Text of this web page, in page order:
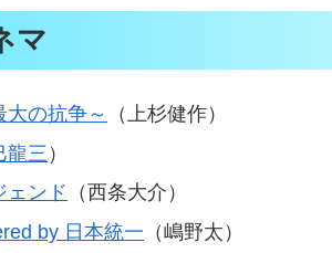
マ
の抗争～
（上杉健作）
龍三 ）
ェンド
（西条大介 ）
by 日本統一 （嶋野太）